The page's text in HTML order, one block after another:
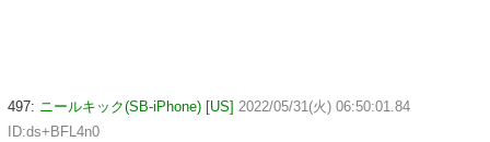
497: ニールキック(SB-iPhone) [US] 2022/05/31(火) 06:50:01.84
ID:ds+BFL4n0